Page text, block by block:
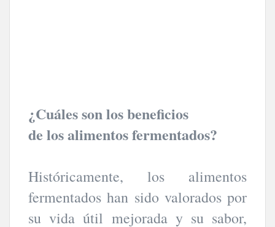
¿Cuáles son los beneficios
de los alimentos fermentados?
Históricamente, los alimentos
fermentados han sido valorados por
su vida útil mejorada y su sabor,